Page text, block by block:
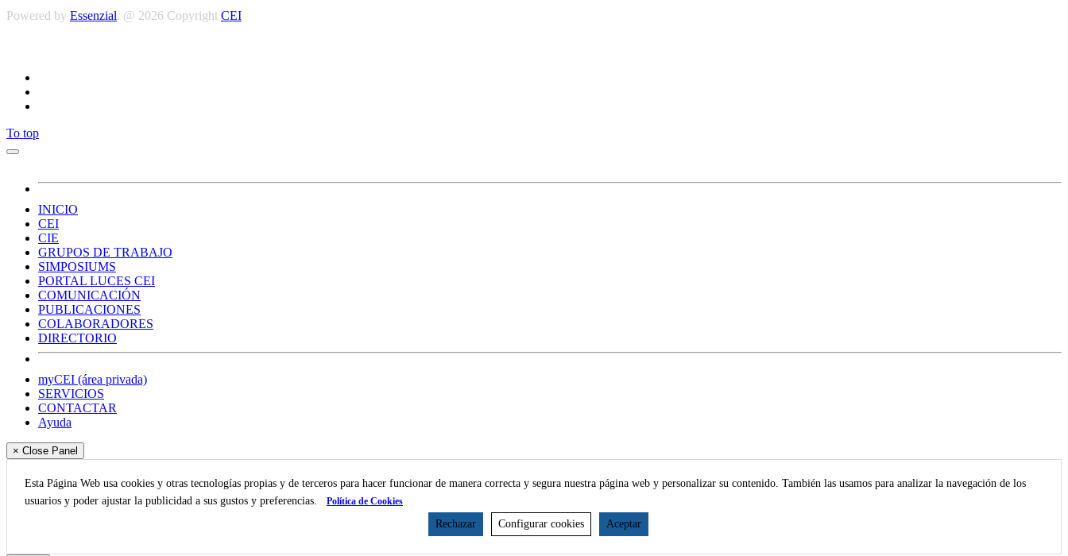
Powered by Essenzial. @ 2026 Copyright CEI
To top
INICIO
CEI
CIE
GRUPOS DE TRABAJO
SIMPOSIUMS
PORTAL LUCES CEI
COMUNICACIÓN
PUBLICACIONES
COLABORADORES
DIRECTORIO
myCEI (área privada)
SERVICIOS
CONTACTAR
Ayuda
× Close Panel
Esta Página Web usa cookies y otras tecnologías propias y de terceros para hacer funcionar de manera correcta y segura nuestra página web y personalizar su contenido. También las usamos para analizar la navegación de los
usuarios y poder ajustar la publicidad a sus gustos y preferencias.
Política de Cookies
Rechazar Configurar cookies Aceptar